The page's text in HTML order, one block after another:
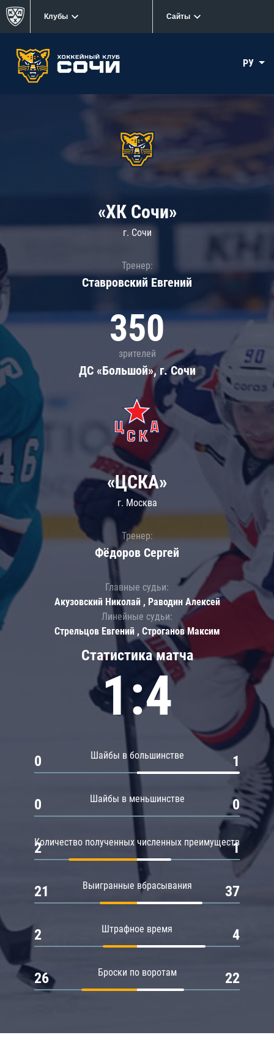
Клубы Сайты
РУ
«ХК Сочи»
г. Сочи
Тренер:
Ставровский Евгений
350
зрителей
ДС «Большой», г. Сочи
Статистика матча
1:4
Шайбы в большинстве
0 1
Шайбы в меньшинстве
0 0
Количество полученных численных преимуществ
2 1
Выигранные вбрасывания
21 37
Штрафное время
2 4
Броски по воротам
26 22
«ЦСКА»
г. Москва
Тренер:
Фёдоров Сергей
Главные судьи:
Акузовский Николай , Раводин Алексей
Линейные судьи:
Стрельцов Евгений , Строганов Максим